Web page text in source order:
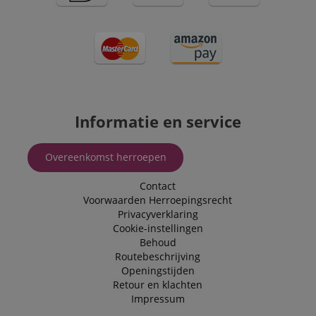
Informatie en service
Overeenkomst herroepen
Contact
Voorwaarden Herroepingsrecht
Privacyverklaring
Cookie-instellingen
Behoud
Routebeschrijving
Openingstijden
Retour en klachten
Impressum